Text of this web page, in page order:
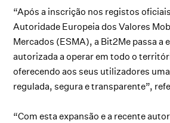
“Após a inscrição nos registos
Autoridade Europeia dos Valores
Mercados (ESMA), a Bit2Me passa a
autorizada a operar em todo o
oferecendo aos seus utilizadores
regulada, segura e transparente”,
“Com esta expansão e a recente